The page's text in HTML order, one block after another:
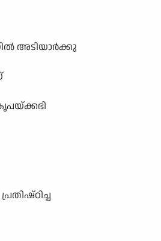
അടിയാർക്കു